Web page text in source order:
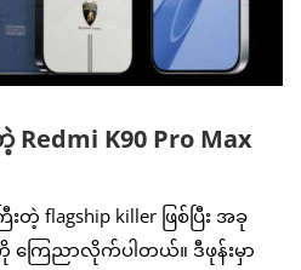
Redmi K90 Pro Max
တဲ့ flagship killer ဖြစ်ပြီး အခု
ကို ကြေညာလိုက်ပါတယ်။ ဒီဖုန်းမှာ